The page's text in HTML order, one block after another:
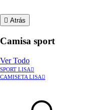
Atrás
Camisa sport
Ver Todo
SPORT LISA
CAMISETA LISA